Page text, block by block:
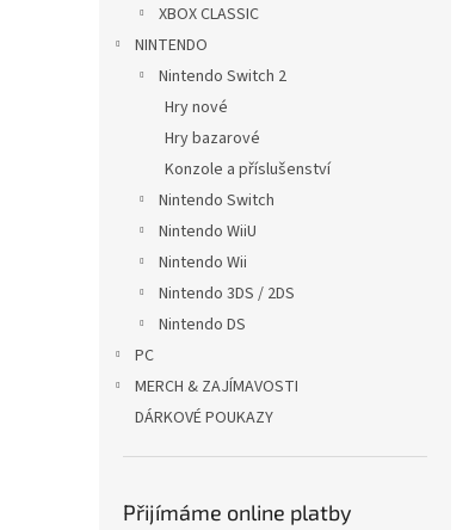
XBOX CLASSIC
NINTENDO
Nintendo Switch 2
Hry nové
Hry bazarové
Konzole a příslušenství
Nintendo Switch
Nintendo WiiU
Nintendo Wii
Nintendo 3DS / 2DS
Nintendo DS
PC
MERCH & ZAJÍMAVOSTI
DÁRKOVÉ POUKAZY
Přijímáme online platby